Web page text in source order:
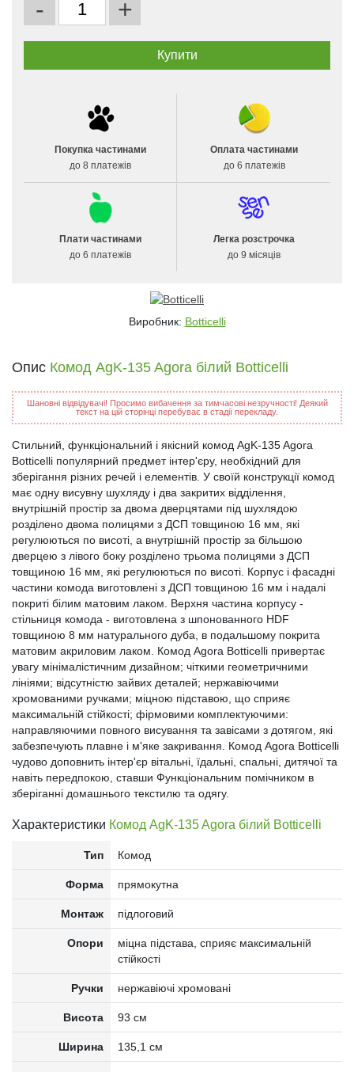
- +
Покупка частинами
до 8 платежів
Оплата частинами
до 6 платежів
Плати частинами
до 6 платежів
Легка розстрочка
до 9 місяців
Виробник: Botticelli
Опис Комод AgK-135 Agora білий Botticelli
Шановні відвідувачі! Просимо вибачення за тимчасові незручності! Деякий
текст на цій сторінці перебуває в стадії перекладу.
Стильний, функціональний і якісний комод AgK-135 Agora
Botticelli популярний предмет інтер'єру, необхідний для
зберігання різних речей і елементів. У своїй конструкції комод
має одну висувну шухляду і два закритих відділення,
внутрішній простір за двома дверцятами під шухлядою
розділено двома полицями з ДСП товщиною 16 мм, які
регулюються по висоті, а внутрішній простір за більшою
дверцею з лівого боку розділено трьома полицями з ДСП
товщиною 16 мм, які регулюються по висоті. Корпус і фасадні
частини комода виготовлені з ДСП товщиною 16 мм і надалі
покриті білим матовим лаком. Верхня частина корпусу -
стільниця комода - виготовлена з шпонованного HDF
товщиною 8 мм натурального дуба, в подальшому покрита
матовим акриловим лаком. Комод Agora Botticelli привертає
увагу мінімалістичним дизайном; чіткими геометричними
лініями; відсутністю зайвих деталей; нержавіючими
хромованими ручками; міцною підставою, що сприяє
максимальній стійкості; фірмовими комплектуючими:
направляючими повного висування та завісами з дотягом, які
забезпечують плавне і м'яке закривання. Комод Agora Botticelli
чудово доповнить інтер'єр вітальні, їдальні, спальні, дитячої та
навіть передпокою, ставши Функціональним помічником в
зберіганні домашнього текстилю та одягу.
Характеристики Комод AgK-135 Agora білий Botticelli
Тип Комод
Форма прямокутна
Монтаж підлоговий
Опори
міцна підстава, сприяє максимальній
стійкості
Ручки нержавіючі хромовані
Висота 93 см
Ширина 135,1 см